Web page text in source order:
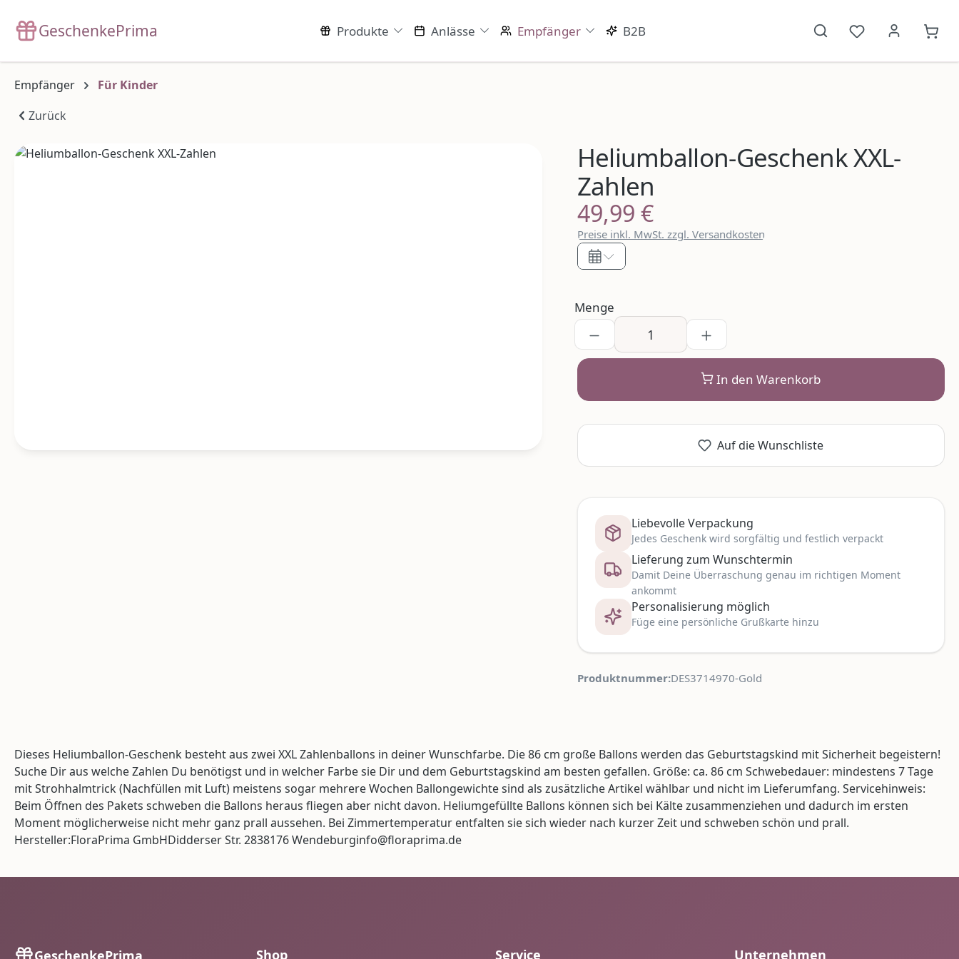
GeschenkePrima Produkte Anlässe Empfänger B2B
Du hast 0
Empfänger
Für Kinder
Zurück
Bildergalerie überspringen
Heliumballon-Geschenk XXL-
Zahlen
Regulärer Preis:
49,99 €
Preise inkl. MwSt. zzgl. Versandkosten
Menge
In den Warenkorb
Auf die Wunschliste
Liebevolle Verpackung
Jedes Geschenk wird sorgfältig und festlich verpackt
Lieferung zum Wunschtermin
Damit Deine Überraschung genau im richtigen Moment
ankommt
Personalisierung möglich
Füge eine persönliche Grußkarte hinzu
Produktnummer:DES3714970-Gold
Dieses Heliumballon-Geschenk besteht aus zwei XXL Zahlenballons in deiner Wunschfarbe. Die 86 cm große Ballons werden das Geburtstagskind mit Sicherheit begeistern!
Suche Dir aus welche Zahlen Du benötigst und in welcher Farbe sie Dir und dem Geburtstagskind am besten gefallen. Größe: ca. 86 cm Schwebedauer: mindestens 7 Tage
mit Strohhalmtrick (Nachfüllen mit Luft) meistens sogar mehrere Wochen Ballongewichte sind als zusätzliche Artikel wählbar und nicht im Lieferumfang. Servicehinweis:
Beim Öffnen des Pakets schweben die Ballons heraus fliegen aber nicht davon. Heliumgefüllte Ballons können sich bei Kälte zusammenziehen und dadurch im ersten
Moment möglicherweise nicht mehr ganz prall aussehen. Bei Zimmertemperatur entfalten sie sich wieder nach kurzer Zeit und schweben schön und prall.
Hersteller:FloraPrima GmbHDidderser Str. 2838176 Wendeburginfo@floraprima.de
GeschenkePrima Shop Service Unternehmen